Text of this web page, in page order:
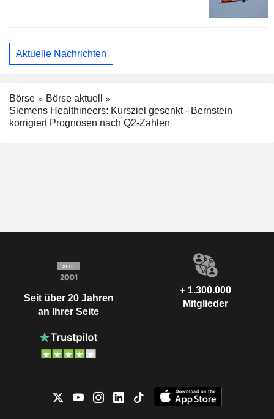
Aktuelle Nachrichten
Börse
Börse aktuell
Siemens Healthineers: Kursziel gesenkt - Bernstein
korrigiert Prognosen nach Q2-Zahlen
Seit über 20 Jahren
an Ihrer Seite
+ 1.300.000
Mitglieder